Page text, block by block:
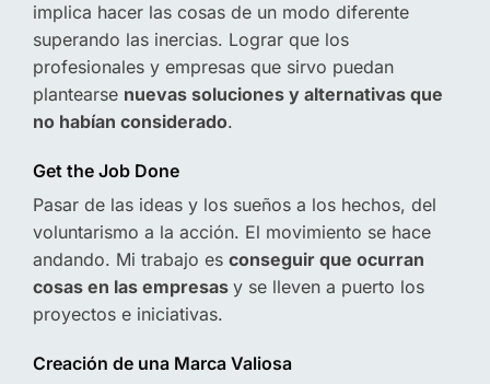
implica hacer las cosas de un modo diferente
superando las inercias. Lograr que los
profesionales y empresas que sirvo puedan
plantearse nuevas soluciones y alternativas que
no habían considerado.
Get the Job Done
Pasar de las ideas y los sueños a los hechos, del
voluntarismo a la acción. El movimiento se hace
andando. Mi trabajo es conseguir que ocurran
cosas en las empresas y se lleven a puerto los
proyectos e iniciativas.
Creación de una Marca Valiosa